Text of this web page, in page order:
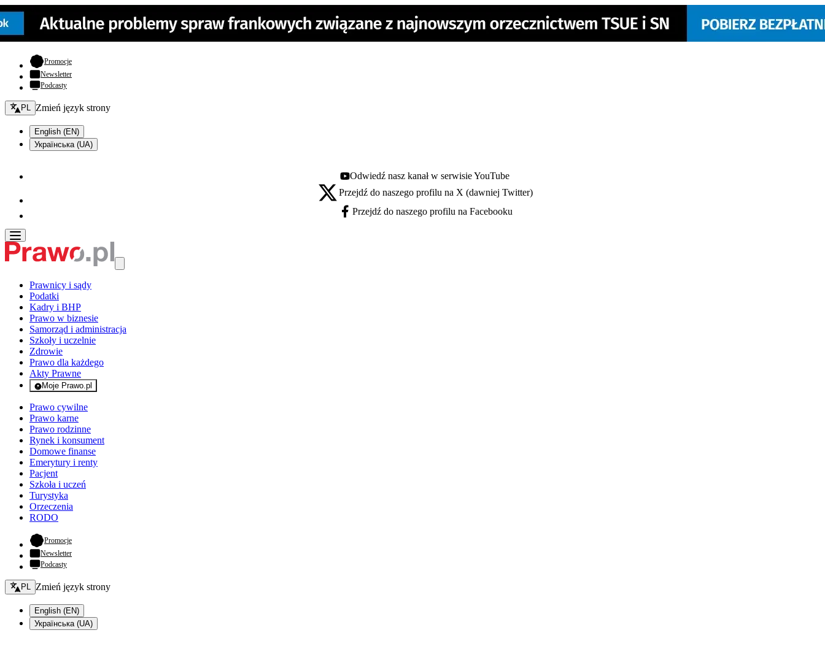
Promocje- otwiera się w nowej karcie
Newsletter
Podcasty
Zmień język - bieżący:
PL Zmień język strony
English (EN)
Українська (UA)
Youtube - otwiera się w nowej karcie
Odwiedź nasz kanał w serwisie YouTube
X - otwiera się w nowej karcie
Przejdź do naszego profilu na X (dawniej Twitter)
Facebook - otwiera się w nowej karcie
Przejdź do naszego profilu na Facebooku
Prawnicy i sądy
Podatki
Kadry i BHP
Prawo w biznesie
Samorząd i administracja
Szkoły i uczelnie
Zdrowie
Prawo dla każdego
Akty Prawne
Moje Prawo.pl
- rejestracja i logowanie do serwisu
Prawo cywilne
Prawo karne
Prawo rodzinne
Rynek i konsument
Domowe finanse
Emerytury i renty
Pacjent
Szkoła i uczeń
Turystyka
Orzeczenia
RODO
Promocje- otwiera się w nowej karcie
Newsletter
Podcasty
Zmień język - bieżący:
PL Zmień język strony
English (EN)
Українська (UA)